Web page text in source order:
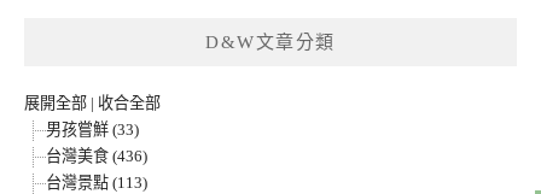
D&W文章分類
展開全部 | 收合全部
男孩嘗鮮 (33)
台灣美食 (436)
台灣景點 (113)